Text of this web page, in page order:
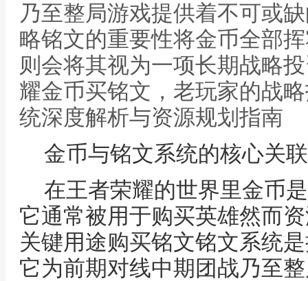
乃至整局游戏提供着不可或
略铭文的重要性将金币全部
则会将其视为一项长期战略
耀金币买铭文，老玩家的战
统深度解析与资源规划指南
金币与铭文系统的核心关联
在王者荣耀的世界里金币
它通常被用于购买英雄然而
关键用途购买铭文铭文系统
它为前期对线中期团战乃至